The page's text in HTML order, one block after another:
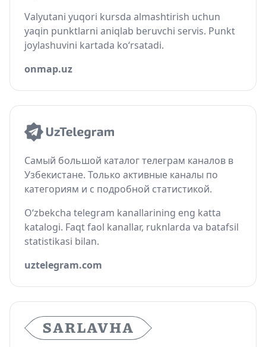
Valyutani yuqori kursda almashtirish uchun
yaqin punktlarni aniqlab beruvchi servis. Punkt
joylashuvini kartada ko‘rsatadi.
onmap.uz
Самый большой каталог телеграм каналов в
Узбекистане. Только активные каналы по
категориям и с подробной статистикой.
O‘zbekcha telegram kanallarining eng katta
katalogi. Faqt faol kanallar, ruknlarda va batafsil
statistikasi bilan.
uztelegram.com